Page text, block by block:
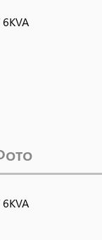
6KVA
6KVA